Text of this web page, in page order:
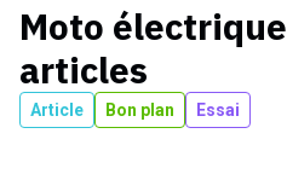
Moto électrique
articles
Article Bon plan Essai